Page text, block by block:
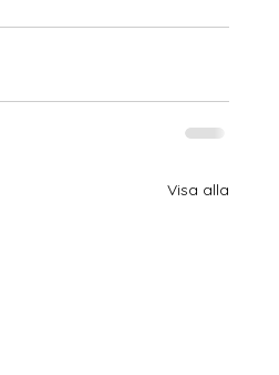
Visa alla